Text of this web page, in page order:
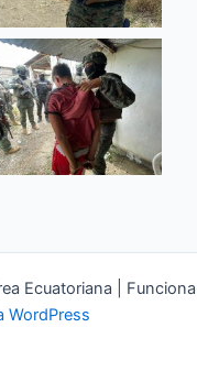
Ecuatoriana | Funciona
WordPress